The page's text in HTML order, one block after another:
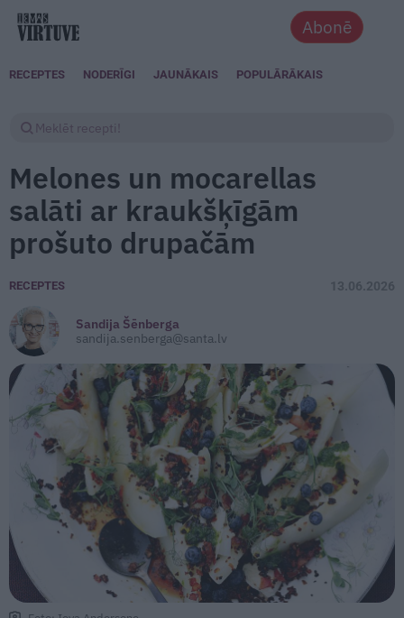
Abonē
RECEPTES NODERĪGI JAUNĀKAIS POPULĀRĀKAIS
Melones un mocarellas
salāti ar kraukšķīgām
prošuto drupačām
RECEPTES 13.06.2026
Sandija Šēnberga
sandija.senberga@santa.lv